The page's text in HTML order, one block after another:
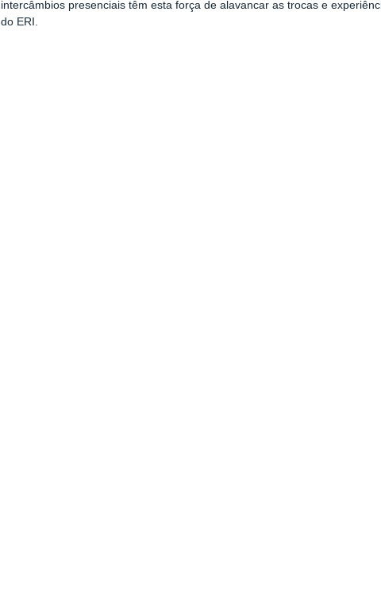
intercâmbios presenciais têm esta força de alavancar as trocas e
do ERI.